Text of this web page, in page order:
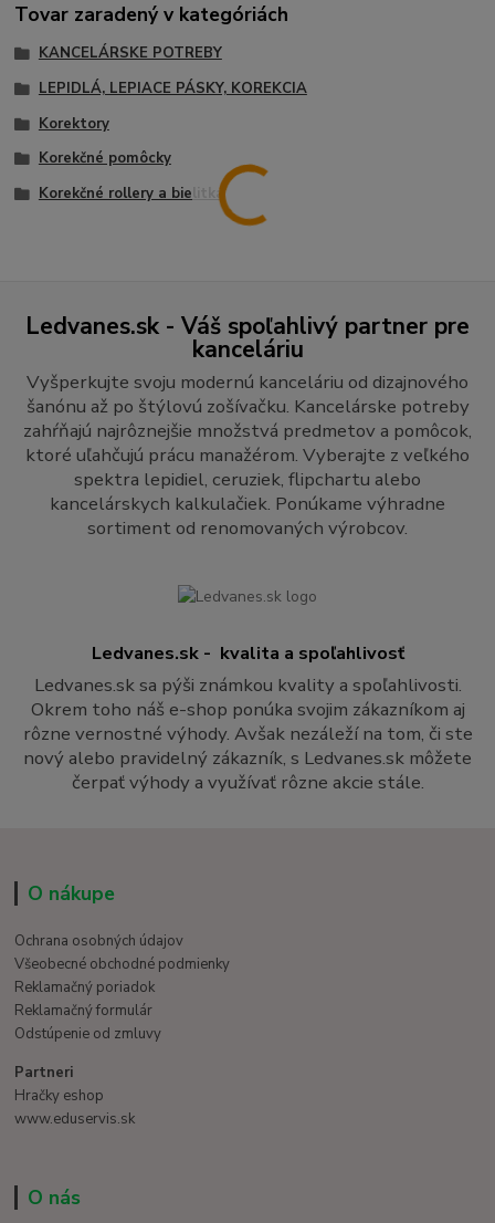
Tovar zaradený v kategóriách
KANCELÁRSKE POTREBY
LEPIDLÁ, LEPIACE PÁSKY, KOREKCIA
Korektory
Korekčné pomôcky
Korekčné rollery a bielitká
Ledvanes.sk - Váš spoľahlivý partner pre
kanceláriu
Vyšperkujte svoju modernú kanceláriu od dizajnového
šanónu až po štýlovú zošívačku. Kancelárske potreby
zahŕňajú najrôznejšie množstvá predmetov a pomôcok,
ktoré uľahčujú prácu manažérom. Vyberajte z veľkého
spektra lepidiel, ceruziek, flipchartu alebo
kancelárskych kalkulačiek. Ponúkame výhradne
sortiment od renomovaných výrobcov.
Ledvanes.sk - kvalita a spoľahlivosť
Ledvanes.sk sa pýši známkou kvality a spoľahlivosti.
Okrem toho náš e-shop ponúka svojim zákazníkom aj
rôzne vernostné výhody. Avšak nezáleží na tom, či ste
nový alebo pravidelný zákazník, s Ledvanes.sk môžete
čerpať výhody a využívať rôzne akcie stále.
O nákupe
Ochrana osobných údajov
Všeobecné obchodné podmienky
Reklamačný poriadok
Reklamačný formulár
Odstúpenie od zmluvy
Partneri
Hračky eshop
www.eduservis.sk
O nás